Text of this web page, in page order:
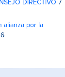
DIRECTIVO 7
alianza por la